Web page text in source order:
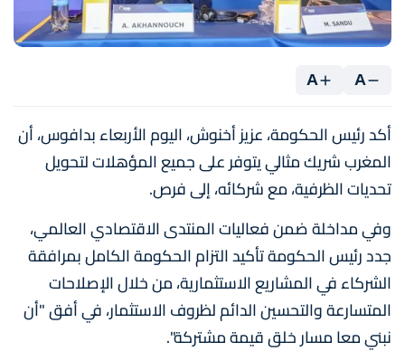
A
A
أكد رئيس الحكومة، عزيز أخنوش، اليوم الأربعاء بدافوس، أن
المغرب شريك مثالي يتوفر على جميع المؤهلات لتحويل
تحديات الظرفية، مع شركائه، إلى فرص.
وفي مداخلة ضمن فعاليات المنتدى الاقتصادي العالمي،
جدد رئيس الحكومة تأكيد التزام الحكومة الكامل بمرافقة
الشركاء في المشاريع الاستثمارية، من خلال الإصلاحات
المتسارعة والتحسين الدائم لظروف الاستثمار، في أفق "أن
نبني معا مسار خلق قيمة مشتركة".